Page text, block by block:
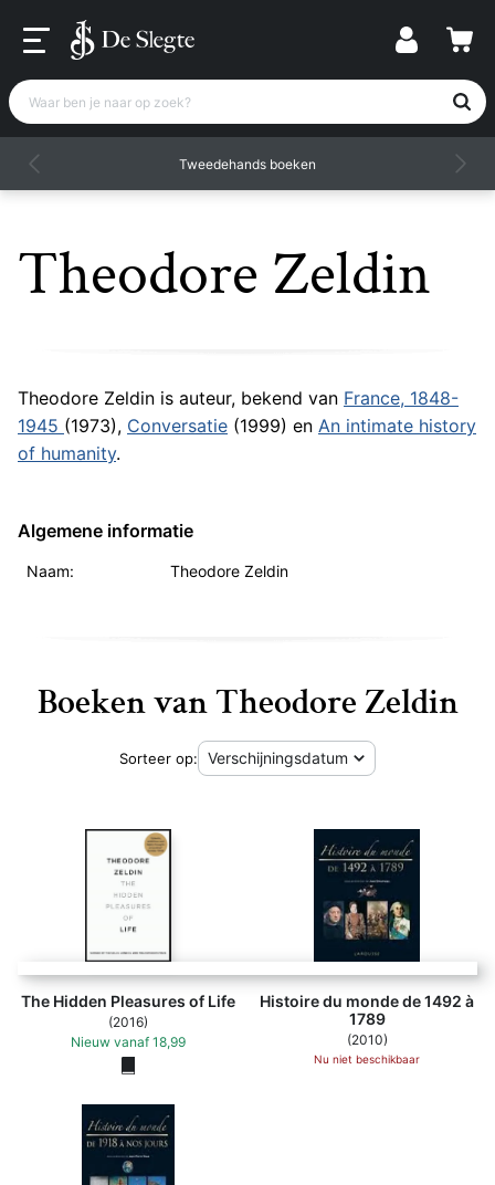
Waar ben je naar op zoek?
Tweedehands boeken
Theodore Zeldin
Theodore Zeldin is auteur, bekend van France, 1848-
1945 (1973), Conversatie (1999) en An intimate history
of humanity.
Algemene informatie
Naam: Theodore Zeldin
Boeken van Theodore Zeldin
Sorteer op:
The Hidden Pleasures of Life
(2016)
Nieuw vanaf 18,99
Histoire du monde de 1492 à
1789
(2010)
Nu niet beschikbaar